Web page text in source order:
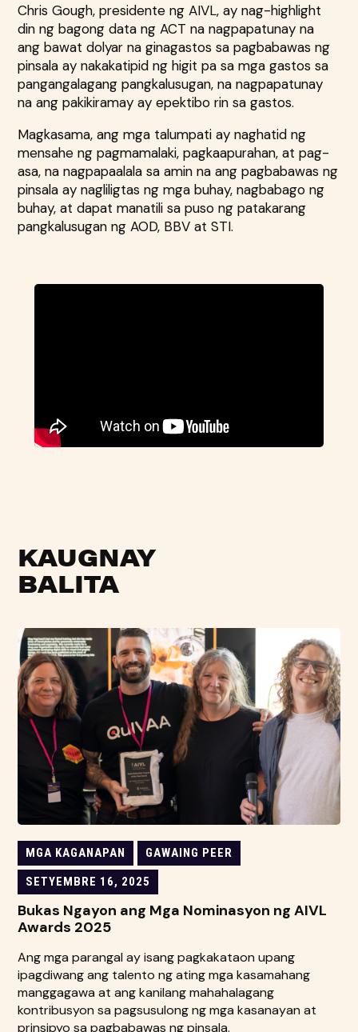
Chris Gough, presidente ng AIVL, ay nag-highlight
din ng bagong data ng ACT na nagpapatunay na
ang bawat dolyar na ginagastos sa pagbabawas ng
pinsala ay nakakatipid ng higit pa sa mga gastos sa
pangangalagang pangkalusugan, na nagpapatunay
na ang pakikiramay ay epektibo rin sa gastos.
Magkasama, ang mga talumpati ay naghatid ng
mensahe ng pagmamalaki, pagkaapurahan, at pag-
asa, na nagpapaalala sa amin na ang pagbabawas ng
pinsala ay nagliligtas ng mga buhay, nagbabago ng
buhay, at dapat manatili sa puso ng patakarang
pangkalusugan ng AOD, BBV at STI.
KAUGNAY
BALITA
MGA KAGANAPAN
GAWAING PEER
SETYEMBRE 16, 2025
Bukas Ngayon ang Mga Nominasyon ng AIVL
Awards 2025
Ang mga parangal ay isang pagkakataon upang
ipagdiwang ang talento ng ating mga kasamahang
manggagawa at ang kanilang mahahalagang
kontribusyon sa pagsusulong ng mga kasanayan at
prinsipyo sa pagbabawas ng pinsala.